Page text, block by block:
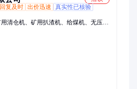
回复及时 出价迅速
真实性已核验
清仓机、矿用扒渣机、给煤机、无压风
膜泵、滚轮罐耳、皮带综保、矿用锂离
机、小型挖掘机、洒水降尘装置、司控
阻车器、气动卧闸、断带抓捕器、矿用
置、压风供水自救装置、防水剂、履带
用挖掘式装载机